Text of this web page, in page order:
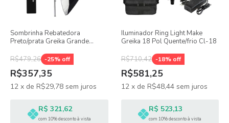
Sombrinha Rebatedora
Preto/prata Greika Grande
R$479,26 -25% off
R$357,35
12 x de R$29,78 sem juros
R$ 321,62
com 10% desconto à vista
Iluminador Ring Light Make
Greika 18 Pol Quente/frio Cl-18
R$710,42 -18% off
R$581,25
12 x de R$48,44 sem juros
R$ 523,13
com 10% desconto à vista